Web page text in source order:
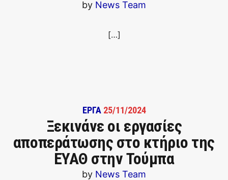
by News Team
[…]
ΕΡΓΑ 25/11/2024
Ξεκινάνε οι εργασίες
αποπεράτωσης στο κτήριο της
ΕΥΑΘ στην Τούμπα
by News Team